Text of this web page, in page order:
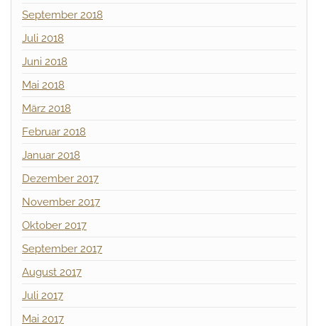
September 2018
Juli 2018
Juni 2018
Mai 2018
März 2018
Februar 2018
Januar 2018
Dezember 2017
November 2017
Oktober 2017
September 2017
August 2017
Juli 2017
Mai 2017